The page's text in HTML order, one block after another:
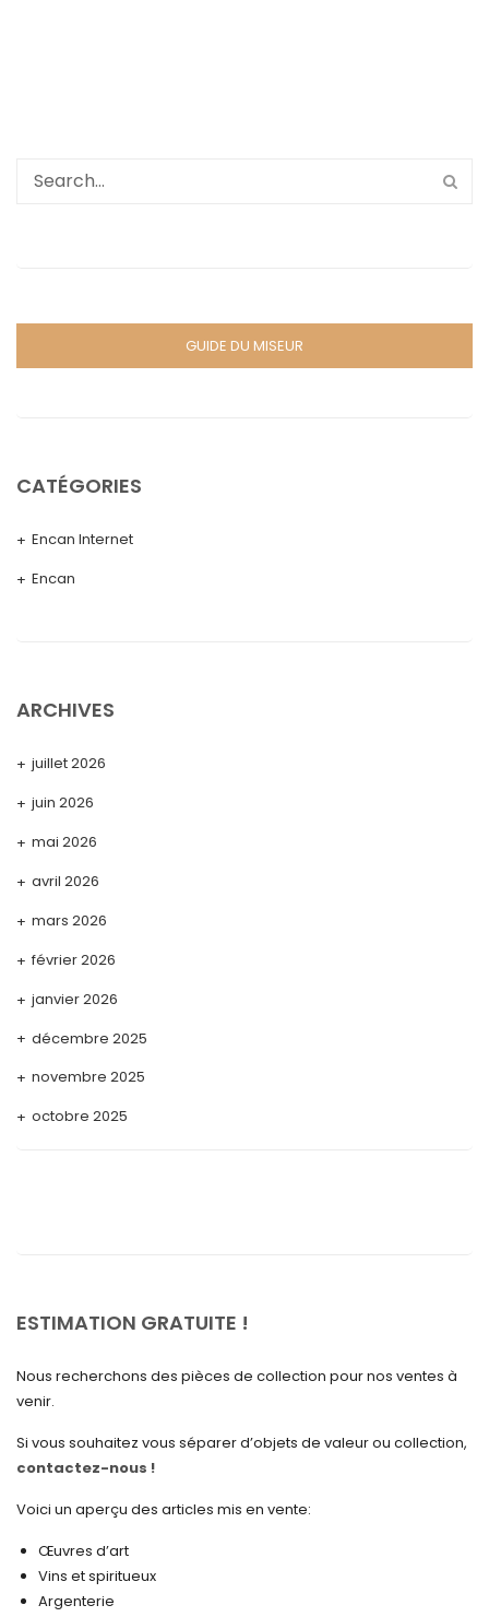
GUIDE DU MISEUR
CATÉGORIES
Encan Internet
Encan
ARCHIVES
juillet 2026
juin 2026
mai 2026
avril 2026
mars 2026
février 2026
janvier 2026
décembre 2025
novembre 2025
octobre 2025
avril 2025
février 2025
décembre 2024
novembre 2024
octobre 2024
septembre 2024
ESTIMATION GRATUITE !
Nous recherchons des pièces de collection pour nos ventes à
venir.
Si vous souhaitez vous séparer d’objets de valeur ou collection,
contactez-nous !
Voici un aperçu des articles mis en vente:
Œuvres d’art
Vins et spiritueux
Argenterie